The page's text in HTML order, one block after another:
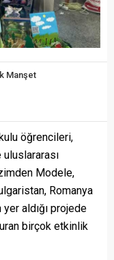
Manşet
öğrencileri,
Modele,
Romanya
aldığı projede
birçok etkinlik